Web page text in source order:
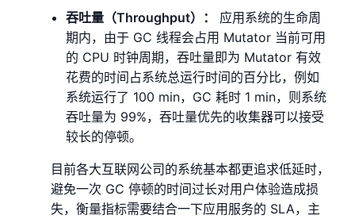
吞吐量（Throughput）：
应用系统的生命周
期内，由于 GC 线程会占用 Mutator 当前可用
的 CPU 时钟周期，吞吐量即为 Mutator 有效
花费的时间占系统总运行时间的百分比，例如
系统运行了 100 min，GC 耗时 1 min，则系统
吞吐量为 99%，吞吐量优先的收集器可以接受
较长的停顿。
目前各大互联网公司的系统基本都更追求低延时，
避免一次 GC 停顿的时间过长对用户体验造成损
失，衡量指标需要结合一下应用服务的 SLA，主